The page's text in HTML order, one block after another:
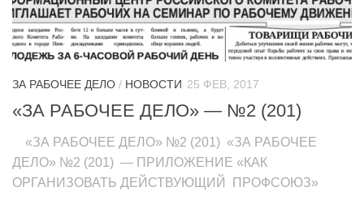
ЗА РАБОЧЕЕ ДЕЛО / НОВОСТИ 25 ФЕВ, 2017
«ЗА РАБОЧЕЕ ДЕЛО» — №2 (201)
«ЗА РАБОЧЕЕ ДЕЛО» №2 (201) «ЗА РАБОЧЕЕ
ДЕЛО» №2 (201) — ПРИЛОЖЕНИЕ «КАК
ОРГАНИЗОВАТЬ ДЕЙСТВУЮЩИЙ ПРОФСОЮЗ»